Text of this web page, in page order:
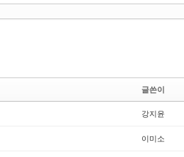
글쓴이
강지윤
이미소